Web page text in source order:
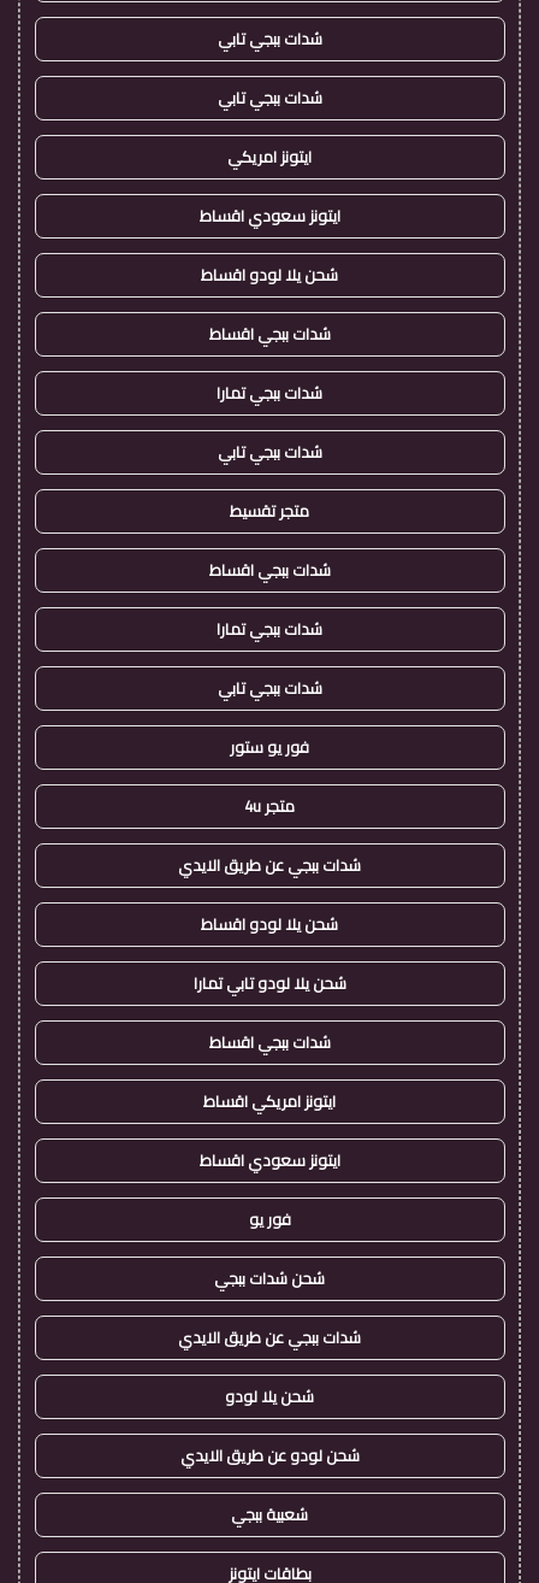
شدات ببجي تابي
شدات ببجي تابي
ايتونز امريكي
ايتونز سعودي اقساط
شحن يلا لودو اقساط
شدات ببجي اقساط
شدات ببجي تمارا
شدات ببجي تابي
متجر تقسيط
شدات ببجي اقساط
شدات ببجي تمارا
شدات ببجي تابي
فور يو ستور
متجر 4u
شدات ببجي عن طريق الايدي
شحن يلا لودو اقساط
شحن يلا لودو تابي تمارا
شدات ببجي اقساط
ايتونز امريكي اقساط
ايتونز سعودي اقساط
فور يو
شحن شدات ببجي
شدات ببجي عن طريق الايدي
شحن يلا لودو
شحن لودو عن طريق الايدي
شعبية ببجي
بطاقات ايتونز